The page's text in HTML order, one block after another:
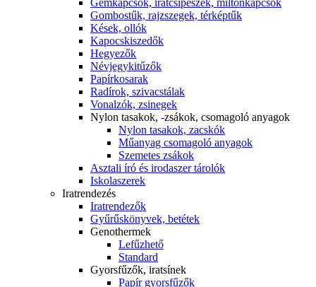
Gemkapcsok, iratcsipeszek, miltonkapcsok
Gombostűk, rajzszegek, térképtűk
Kések, ollók
Kapocskiszedők
Hegyezők
Névjegykitűzők
Papírkosarak
Radírok, szivacstálak
Vonalzók, zsinegek
Nylon tasakok, -zsákok, csomagoló anyagok
Nylon tasakok, zacskók
Műanyag csomagoló anyagok
Szemetes zsákok
Asztali író és irodaszer tárolók
Iskolaszerek
Iratrendezés
Iratrendezők
Gyűrűskönyvek, betétek
Genothermek
Lefűzhető
Standard
Gyorsfűzők, iratsínek
Papír gyorsfűzők